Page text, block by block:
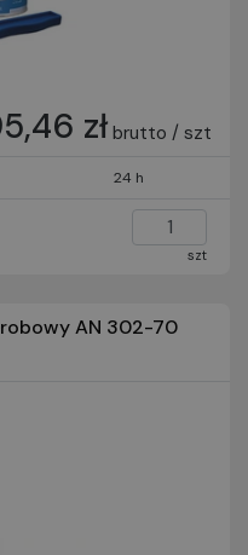
złbrutto / szt
24 h
szt
AN 302-70